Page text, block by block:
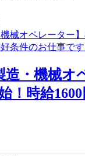
造・機械オ
！時給